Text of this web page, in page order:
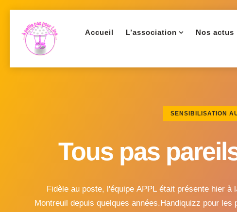
Accueil L’association Nos actus
SENSIBILISATION
Tous pas
Fidèle au poste, l'équipe APPL était présente hier
Montreuil depuis quelques années.Handiquizz pour